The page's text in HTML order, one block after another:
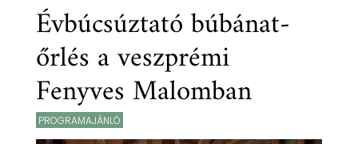
Évbúcsúztató búbánat-
őrlés a veszprémi
Fenyves Malomban
PROGRAMAJÁNLÓ